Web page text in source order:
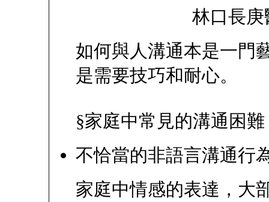
林口長
如何與人溝通本是一門
是需要技巧和耐心。
§家庭中常見的溝通困難
不恰當的非語言溝通行
家庭中情感的表達，大